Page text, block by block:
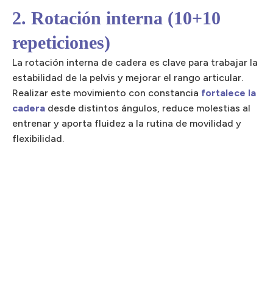
2. Rotación interna (10+10
repeticiones)
La rotación interna de cadera es clave para trabajar la
estabilidad de la pelvis y mejorar el rango articular.
Realizar este movimiento con constancia fortalece la
cadera desde distintos ángulos, reduce molestias al
entrenar y aporta fluidez a la rutina de movilidad y
flexibilidad.